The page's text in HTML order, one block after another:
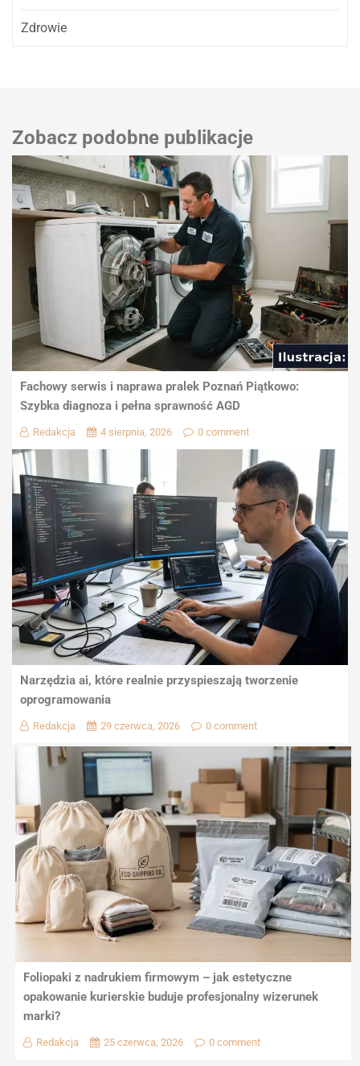
Zdrowie
Zobacz podobne publikacje
Fachowy serwis i naprawa pralek Poznań Piątkowo:
Szybka diagnoza i pełna sprawność AGD
Redakcja 4 sierpnia, 2026 0 comment
Narzędzia ai, które realnie przyspieszają tworzenie
oprogramowania
Redakcja 29 czerwca, 2026 0 comment
Foliopaki z nadrukiem firmowym – jak estetyczne
opakowanie kurierskie buduje profesjonalny wizerunek
marki?
Redakcja 25 czerwca, 2026 0 comment